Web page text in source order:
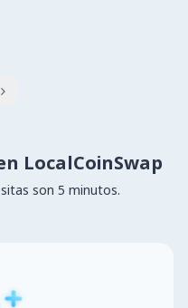

LocalCoinSwap
son 5 minutos.